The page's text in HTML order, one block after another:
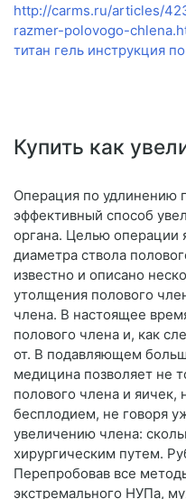
http://carms.ru/articles/
razmer-polovogo-
титан гель инструкция
Купить как
Операция по удлинению
эффективный способ
органа. Целью операции
диаметра ствола
известно и описано
утолщения полового
члена. В настоящее
полового члена и, как
от. В подавляющем
медицина позволяет не
полового члена и
бесплодием, не говоря
увеличению члена:
хирургическим путем.
Перепробовав все
экстремального НУПа,